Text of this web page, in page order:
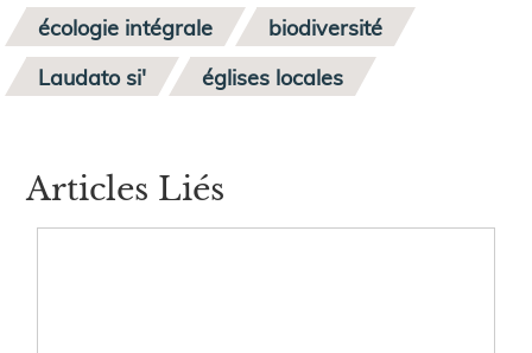
écologie intégrale
biodiversité
Laudato si'
églises locales
Articles Liés